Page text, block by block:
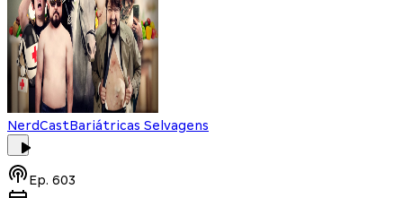
NerdCastBariátricas Selvagens
Ep. 603